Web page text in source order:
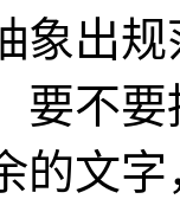
象出
要不
的文